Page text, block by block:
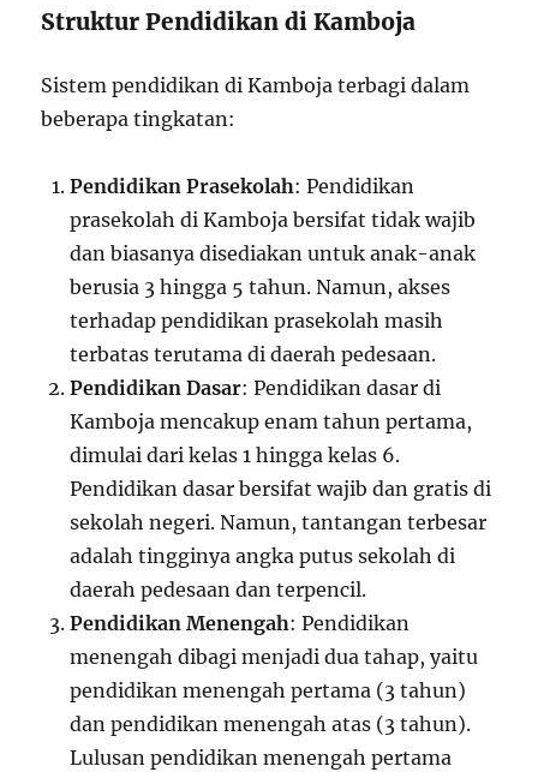
Struktur Pendidikan di Kamboja
Sistem pendidikan di Kamboja terbagi dalam
beberapa tingkatan:
Pendidikan Prasekolah: Pendidikan
prasekolah di Kamboja bersifat tidak wajib
dan biasanya disediakan untuk anak-anak
berusia 3 hingga 5 tahun. Namun, akses
terhadap pendidikan prasekolah masih
terbatas terutama di daerah pedesaan.
Pendidikan Dasar: Pendidikan dasar di
Kamboja mencakup enam tahun pertama,
dimulai dari kelas 1 hingga kelas 6.
Pendidikan dasar bersifat wajib dan gratis di
sekolah negeri. Namun, tantangan terbesar
adalah tingginya angka putus sekolah di
daerah pedesaan dan terpencil.
Pendidikan Menengah: Pendidikan
menengah dibagi menjadi dua tahap, yaitu
pendidikan menengah pertama (3 tahun)
dan pendidikan menengah atas (3 tahun).
Lulusan pendidikan menengah pertama